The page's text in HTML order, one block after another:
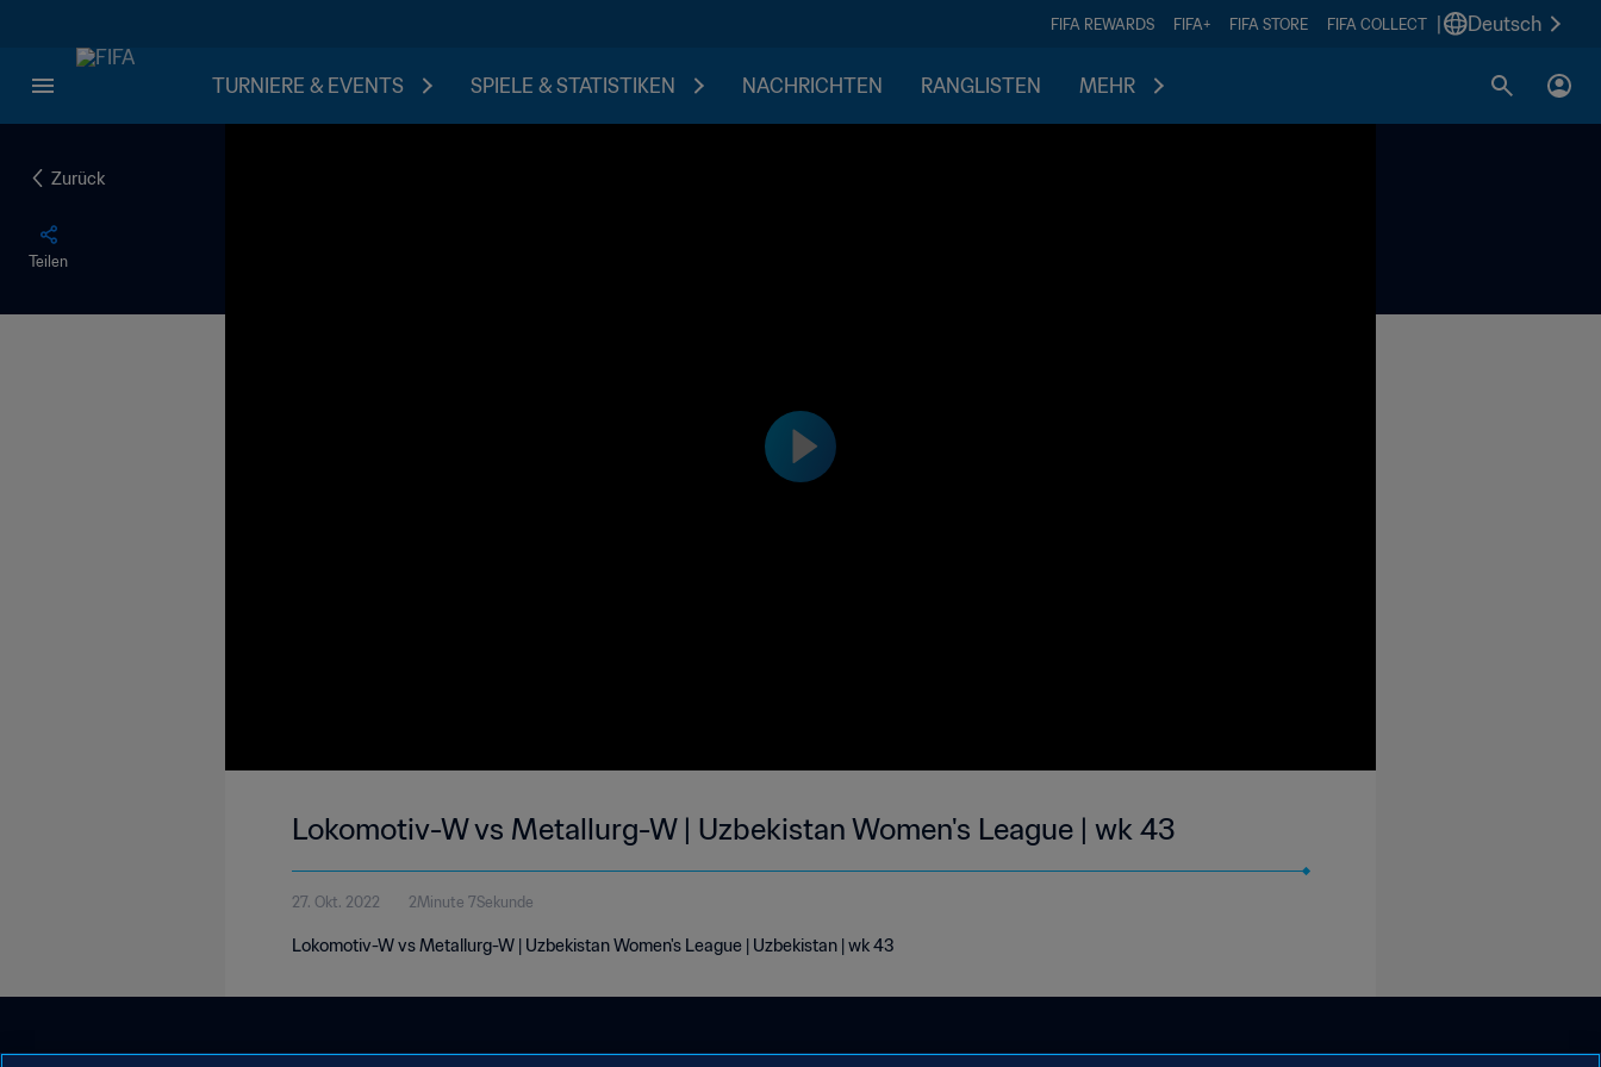
FIFA REWARDS FIFA+ FIFA STORE FIFA COLLECT Deutsch
TURNIERE & EVENTS SPIELE & STATISTIKEN NACHRICHTEN RANGLISTEN MEHR
Zurück
Teilen
Lokomotiv-W vs Metallurg-W | Uzbekistan Women's League | wk 43
27. Okt. 2022 2Minute 7Sekunde
Lokomotiv-W vs Metallurg-W | Uzbekistan Women's League | Uzbekistan | wk 43